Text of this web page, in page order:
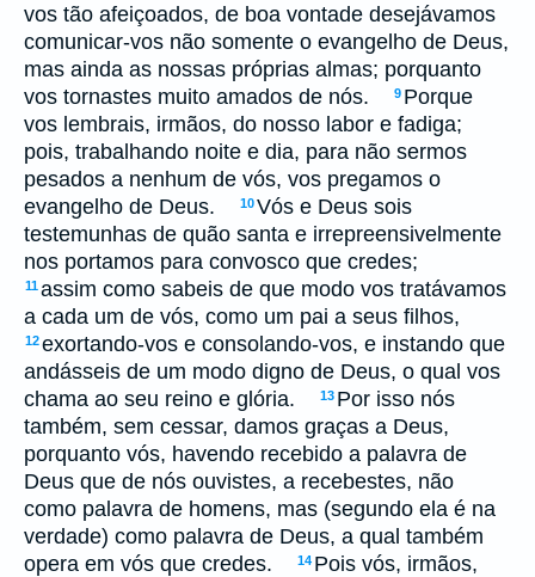
vos tão afeiçoados, de boa vontade desejávamos
comunicar-vos não somente o evangelho de Deus,
mas ainda as nossas próprias almas; porquanto
vos tornastes muito amados de nós.
9 Porque
vos lembrais, irmãos, do nosso labor e fadiga;
pois, trabalhando noite e dia, para não sermos
pesados a nenhum de vós, vos pregamos o
evangelho de Deus.
10Vós e Deus sois
testemunhas de quão santa e irrepreensivelmente
nos portamos para convosco que credes;
11assim como sabeis de que modo vos tratávamos
a cada um de vós, como um pai a seus filhos,
12exortando-vos e consolando-vos, e instando que
andásseis de um modo digno de Deus, o qual vos
chama ao seu reino e glória.
13 Por isso nós
também, sem cessar, damos graças a Deus,
porquanto vós, havendo recebido a palavra de
Deus que de nós ouvistes, a recebestes, não
como palavra de homens, mas (segundo ela é na
verdade) como palavra de Deus, a qual também
opera em vós que credes.
14 Pois vós, irmãos,